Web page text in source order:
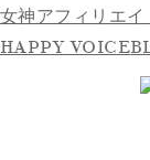
女神アフィリエイ
HAPPY VOICE